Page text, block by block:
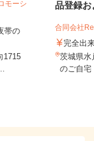
モーシ
帯の
1715
品登録お
合同会社
完全出
茨城県水
のご自